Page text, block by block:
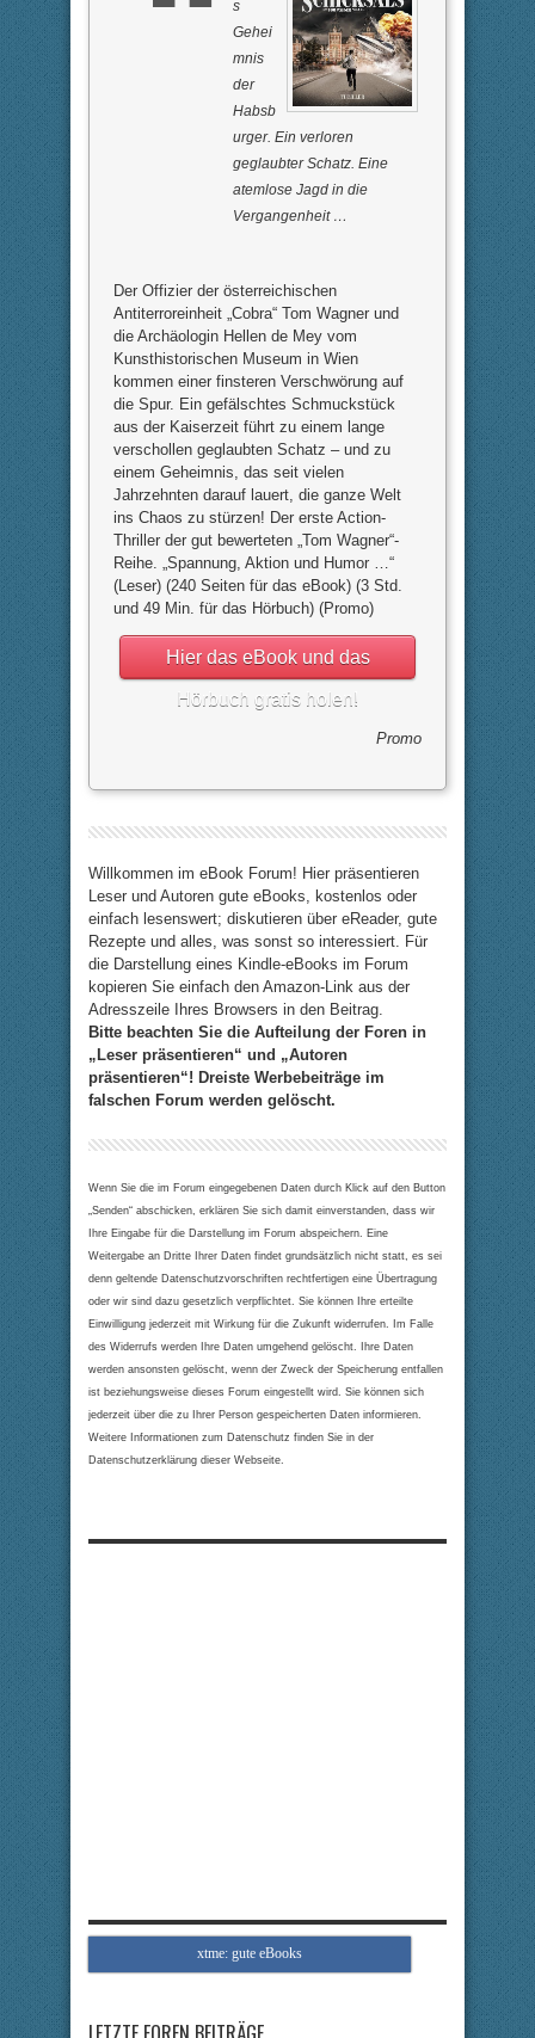
s
Gehei
mnis
der
Habsb
urger. Ein verloren
geglaubter Schatz. Eine
atemlose Jagd in die
Vergangenheit …
Der Offizier der österreichischen
Antiterroreinheit „Cobra“ Tom Wagner und
die Archäologin Hellen de Mey vom
Kunsthistorischen Museum in Wien
kommen einer finsteren Verschwörung auf
die Spur. Ein gefälschtes Schmuckstück
aus der Kaiserzeit führt zu einem lange
verschollen geglaubten Schatz – und zu
einem Geheimnis, das seit vielen
Jahrzehnten darauf lauert, die ganze Welt
ins Chaos zu stürzen! Der erste Action-
Thriller der gut bewerteten „Tom Wagner“-
Reihe. „Spannung, Aktion und Humor …“
(Leser) (240 Seiten für das eBook) (3 Std.
und 49 Min. für das Hörbuch) (Promo)
Hier das eBook und das
Hörbuch gratis holen!
Promo
Willkommen im eBook Forum! Hier präsentieren
Leser und Autoren gute eBooks, kostenlos oder
einfach lesenswert; diskutieren über eReader, gute
Rezepte und alles, was sonst so interessiert. Für
die Darstellung eines Kindle-eBooks im Forum
kopieren Sie einfach den Amazon-Link aus der
Adresszeile Ihres Browsers in den Beitrag.
Bitte beachten Sie die Aufteilung der Foren in
„Leser präsentieren“ und „Autoren
präsentieren“! Dreiste Werbebeiträge im
falschen Forum werden gelöscht.
Wenn Sie die im Forum eingegebenen Daten durch Klick auf den Button
„Senden“ abschicken, erklären Sie sich damit einverstanden, dass wir
Ihre Eingabe für die Darstellung im Forum abspeichern. Eine
Weitergabe an Dritte Ihrer Daten findet grundsätzlich nicht statt, es sei
denn geltende Datenschutzvorschriften rechtfertigen eine Übertragung
oder wir sind dazu gesetzlich verpflichtet. Sie können Ihre erteilte
Einwilligung jederzeit mit Wirkung für die Zukunft widerrufen. Im Falle
des Widerrufs werden Ihre Daten umgehend gelöscht. Ihre Daten
werden ansonsten gelöscht, wenn der Zweck der Speicherung entfallen
ist beziehungsweise dieses Forum eingestellt wird. Sie können sich
jederzeit über die zu Ihrer Person gespeicherten Daten informieren.
Weitere Informationen zum Datenschutz finden Sie in der
Datenschutzerklärung dieser Webseite.
xtme: gute eBooks